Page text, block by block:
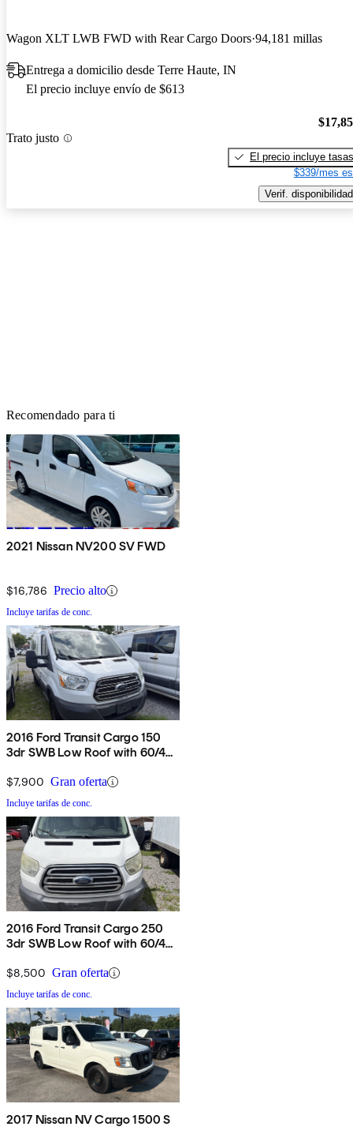
Wagon XLT LWB FWD with Rear Cargo Doors 94,181 millas
Entrega a domicilio desde Terre Haute, IN
El precio incluye envío de $613
Trato justo
El precio incluye tasas
$339/mes
Verif. disponibilidad
Recomendado para ti
2021 Nissan NV200 SV FWD
$16,786 Precio alto
Incluye tarifas de conc.
2016 Ford Transit Cargo 150
3dr SWB Low Roof with 60/40
$7,900 Gran oferta
Incluye tarifas de conc.
2016 Ford Transit Cargo 250
3dr SWB Low Roof with 60/40
$8,500 Gran oferta
Incluye tarifas de conc.
2017 Nissan NV Cargo 1500 S